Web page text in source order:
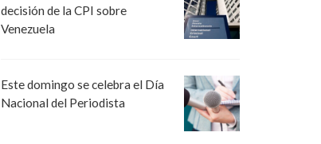
decisión de la CPI sobre
Venezuela
Este domingo se celebra el Día
Nacional del Periodista